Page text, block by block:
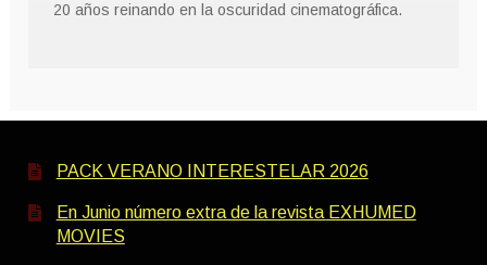
20 años reinando en la oscuridad cinematográfica.
PACK VERANO INTERESTELAR 2026
En Junio número extra de la revista EXHUMED
MOVIES